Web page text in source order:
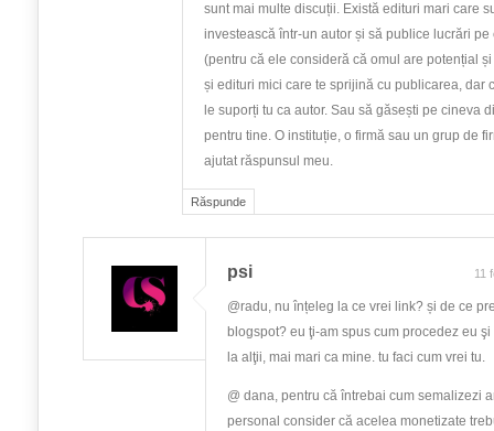
Răspunde
sunt mai multe discuții. Există edituri mari care
investească într-un autor și să publice lucrări
(pentru că ele consideră că omul are potențial
și edituri mici care te sprijină cu publicarea, dar
le suporți tu ca autor. Sau să găsești pe cineva
pentru tine. O instituție, o firmă sau un grup de
ajutat răspunsul meu.
psi 11
@radu, nu înțeleg la ce vrei link? și de ce
blogspot? eu ţi-am spus cum procedez eu
la alţii, mai mari ca mine. tu faci cum vrei tu.
@ dana, pentru că întrebai cum semalizezi
personal consider că acelea monetizate